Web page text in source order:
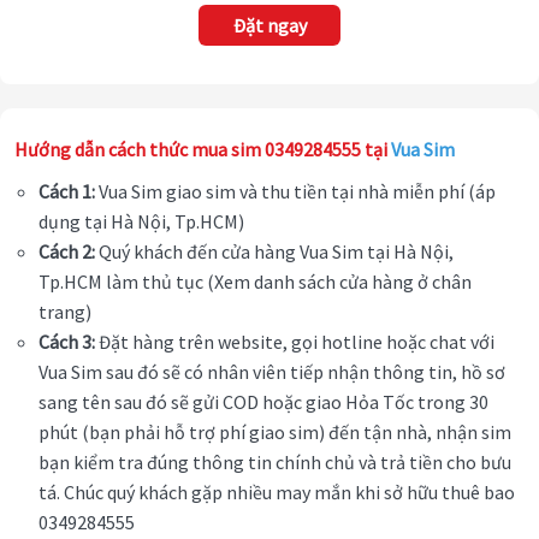
Đặt ngay
Hướng dẫn cách thức mua sim 0349284555 tạiVua Sim
Cách 1:Vua Sim giao sim và thu tiền tại nhà miễn phí (áp
dụng tại Hà Nội, Tp.HCM)
Cách 2:Quý khách đến cửa hàng Vua Sim tại Hà Nội,
Tp.HCM làm thủ tục (Xem danh sách cửa hàng ở chân
trang)
Cách 3:Đặt hàng trên website, gọi hotline hoặc chat với
Vua Sim sau đó sẽ có nhân viên tiếp nhận thông tin, hồ sơ
sang tên sau đó sẽ gửi COD hoặc giao Hỏa Tốc trong 30
phút (bạn phải hỗ trợ phí giao sim) đến tận nhà, nhận sim
bạn kiểm tra đúng thông tin chính chủ và trả tiền cho bưu
tá. Chúc quý khách gặp nhiều may mắn khi sở hữu thuê bao
0349284555